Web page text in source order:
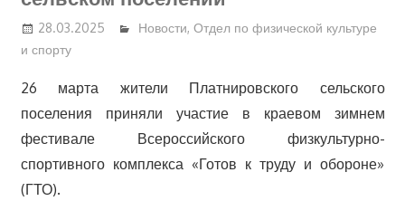
28.03.2025 Новости, Отдел по физической культуре
и спорту
26 марта жители Платнировского сельского
поселения приняли участие в краевом зимнем
фестивале Всероссийского физкультурно-
спортивного комплекса «Готов к труду и обороне»
(ГТО).